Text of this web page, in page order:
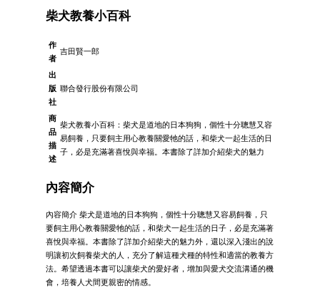
柴犬教養小百科
作
者
吉田賢一郎
出
版
社
聯合發行股份有限公司
商
品
描
述
柴犬教養小百科：柴犬是道地的日本狗狗，個性十分聰慧又容
易飼養，只要飼主用心教養關愛牠的話，和柴犬一起生活的日
子，必是充滿著喜悅與幸福。本書除了詳加介紹柴犬的魅力
內容簡介
內容簡介 柴犬是道地的日本狗狗，個性十分聰慧又容易飼養，只
要飼主用心教養關愛牠的話，和柴犬一起生活的日子，必是充滿著
喜悅與幸福。本書除了詳加介紹柴犬的魅力外，還以深入淺出的說
明讓初次飼養柴犬的人，充分了解這種犬種的特性和適當的教養方
法。希望透過本書可以讓柴犬的愛好者，增加與愛犬交流溝通的機
會，培養人犬間更親密的情感。